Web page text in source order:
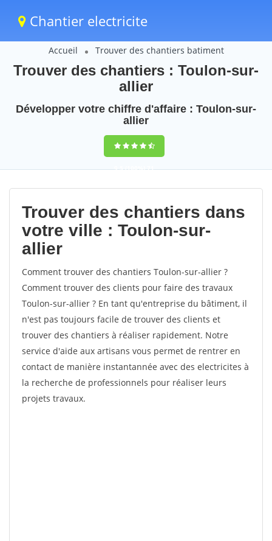
Chantier electricite
Accueil Trouver des chantiers batiment
Trouver des chantiers : Toulon-sur-
allier
Développer votre chiffre d'affaire : Toulon-sur-
allier
9,5(100%)71
votes
Trouver des chantiers dans
votre ville : Toulon-sur-
allier
Comment trouver des chantiers Toulon-sur-allier ?
Comment trouver des clients pour faire des travaux
Toulon-sur-allier ? En tant qu'entreprise du bâtiment, il
n'est pas toujours facile de trouver des clients et
trouver des chantiers à réaliser rapidement. Notre
service d'aide aux artisans vous permet de rentrer en
contact de manière instantannée avec des electricites à
la recherche de professionnels pour réaliser leurs
projets travaux.